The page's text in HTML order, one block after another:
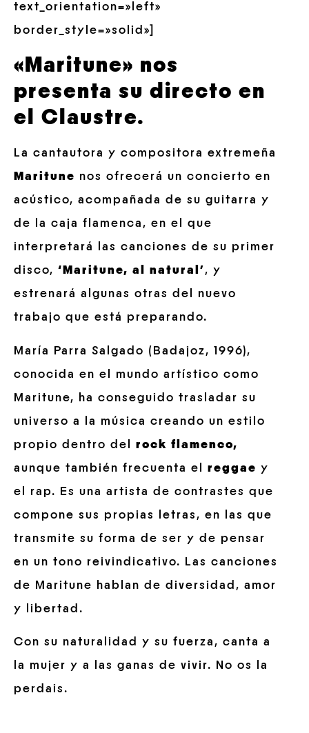
text_orientation=»left»
border_style=»solid»]
«Maritune» nos
presenta su directo en
el Claustre.
La cantautora y compositora extremeña
Maritune nos ofrecerá un concierto en
acústico, acompañada de su guitarra y
de la caja flamenca, en el que
interpretará las canciones de su primer
disco, ‘Maritune, al natural’ , y
estrenará algunas otras del nuevo
trabajo que está preparando.
María Parra Salgado (Badajoz, 1996),
conocida en el mundo artístico como
Maritune, ha conseguido trasladar su
universo a la música creando un estilo
propio dentro del rock flamenco,
aunque también frecuenta el reggae y
el rap. Es una artista de contrastes que
compone sus propias letras, en las que
transmite su forma de ser y de pensar
en un tono reivindicativo. Las canciones
de Maritune hablan de diversidad, amor
y libertad.
Con su naturalidad y su fuerza, canta a
la mujer y a las ganas de vivir. No os la
perdais.